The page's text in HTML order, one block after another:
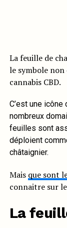
La feuille de
le symbole
cannabis CBD.
C’est une
nombreux
feuilles sont
déploient
châtaignier.
Mais que sont
connaitre sur
La